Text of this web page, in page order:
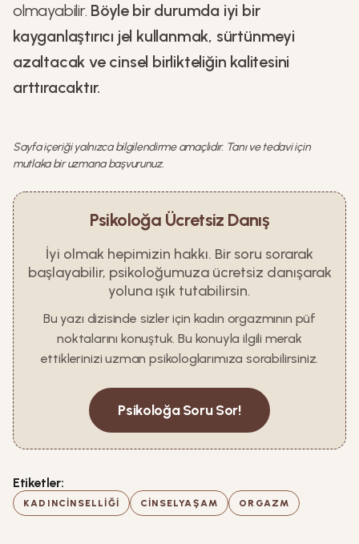
olmayabilir. Böyle bir durumda iyi bir
kayganlaştırıcı jel kullanmak, sürtünmeyi
azaltacak ve cinsel birlikteliğin kalitesini
arttıracaktır.
Sayfa içeriği yalnızca bilgilendirme amaçlıdır. Tanı ve tedavi için
mutlaka bir uzmana başvurunuz.
Psikoloğa Ücretsiz Danış
İyi olmak hepimizin hakkı. Bir soru sorarak
başlayabilir, psikoloğumuza ücretsiz danışarak
yoluna ışık tutabilirsin.
Bu yazı dizisinde sizler için kadın orgazmının püf
noktalarını konuştuk. Bu konuyla ilgili merak
ettiklerinizi uzman psikologlarımıza sorabilirsiniz.
Psikoloğa Soru Sor!
Etiketler:
KADINCINSELLIĞI CINSELYAŞAM ORGAZM